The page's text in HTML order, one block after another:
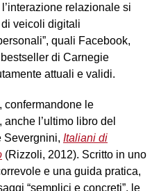
relazionale si
veicoli digitali
quali Facebook,
di Carnegie
attuali e validi.
confermandone le
l’ultimo libro del
Severgnini, Italiani di
(Rizzoli, 2012). Scritto in uno
e una guida pratica,
“semplici e concreti”, le